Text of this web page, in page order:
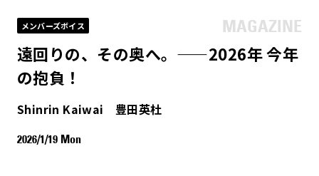
メンバーズボイス
遠回りの、その奥へ。——2026年 今年
の抱負！
Shinrin Kaiwai 豊田英杜
2026/1/19 Mon